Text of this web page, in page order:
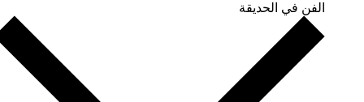
الفن في الحديقة